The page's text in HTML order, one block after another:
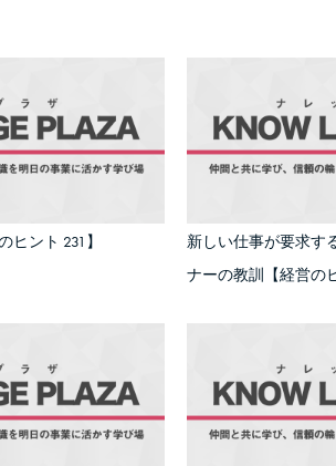
ント 231】
新しい仕事が要求す
ナーの教訓【経営の